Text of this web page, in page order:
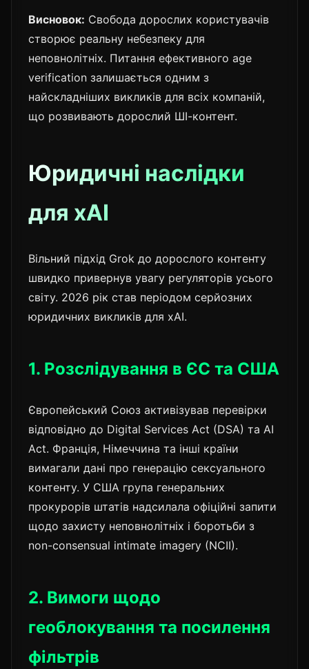
Висновок: Свобода дорослих користувачів
створює реальну небезпеку для
неповнолітніх. Питання ефективного age
verification залишається одним з
найскладніших викликів для всіх компаній,
що розвивають дорослий ШІ-контент.
Юридичні наслідки
для xAI
Вільний підхід Grok до дорослого контенту
швидко привернув увагу регуляторів усього
світу. 2026 рік став періодом серйозних
юридичних викликів для xAI.
1. Розслідування в ЄС та США
Європейський Союз активізував перевірки
відповідно до Digital Services Act (DSA) та AI
Act. Франція, Німеччина та інші країни
вимагали дані про генерацію сексуального
контенту. У США група генеральних
прокурорів штатів надсилала офіційні запити
щодо захисту неповнолітніх і боротьби з
non-consensual intimate imagery (NCII).
2. Вимоги щодо
геоблокування та посилення
фільтрів